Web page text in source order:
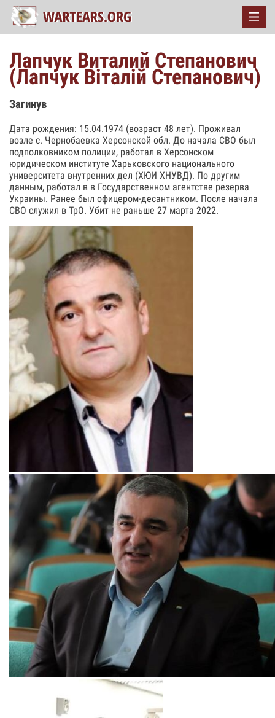
Лапчук Виталий Степанович
(Лапчук Віталій Степанович)
Загинув
Дата рождения: 15.04.1974 (возраст 48 лет). Проживал
возле с. Чернобаевка Херсонской обл. До начала СВО был
подполковником полиции, работал в Херсонском
юридическом институте Харьковского национального
университета внутренних дел (ХЮИ ХНУВД). По другим
данным, работал в в Государственном агентстве резерва
Украины. Ранее был офицером-десантником. После начала
СВО служил в ТрО. Убит не раньше 27 марта 2022.